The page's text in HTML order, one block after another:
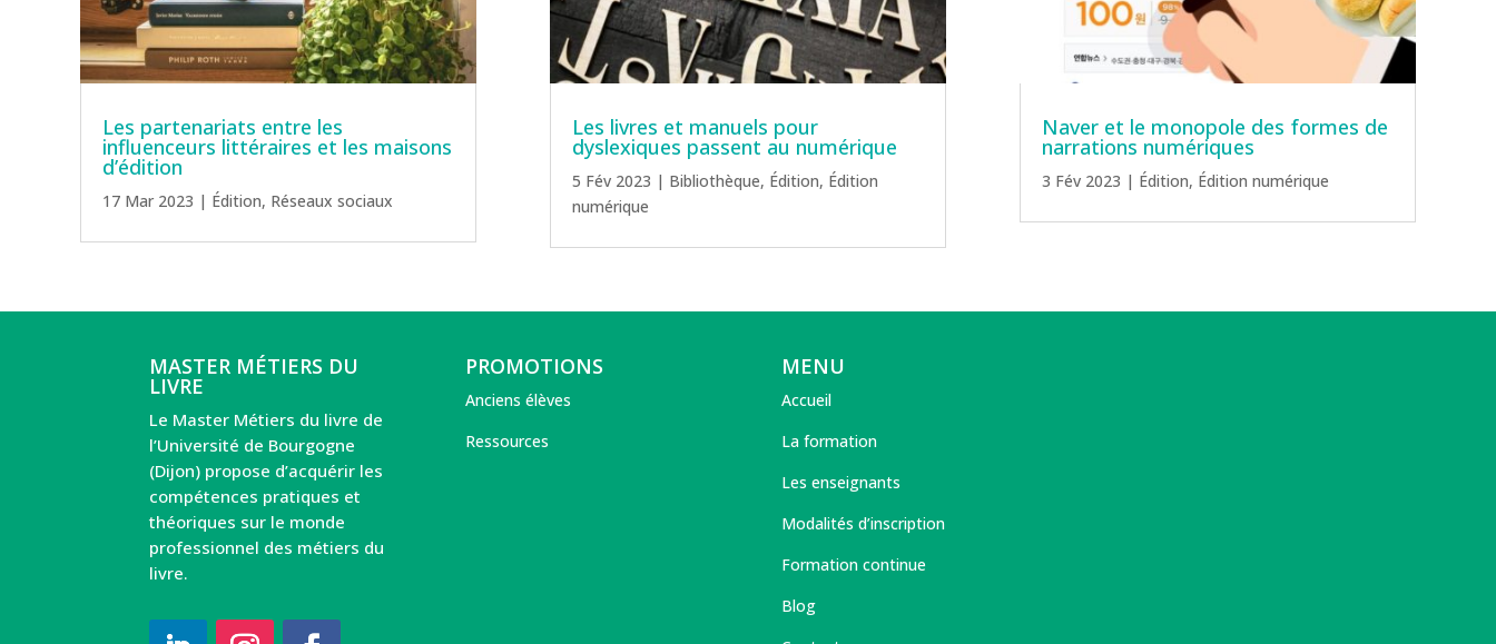
Les partenariats entre les
influenceurs littéraires et les maisons
d’édition
17 Mar 2023 | Édition, Réseaux sociaux
Les livres et manuels pour
dyslexiques passent au numérique
5 Fév 2023 | Bibliothèque, Édition, Édition
numérique
Naver et le monopole des formes de
narrations numériques
3 Fév 2023 | Édition, Édition numérique
MASTER MÉTIERS DU
LIVRE
Le Master Métiers du livre de
l’Université de Bourgogne
(Dijon) propose d’acquérir les
compétences pratiques et
théoriques sur le monde
professionnel des métiers du
livre.
PROMOTIONS
Anciens élèves
Ressources
MENU
Accueil
La formation
Les enseignants
Modalités d’inscription
Formation continue
Blog